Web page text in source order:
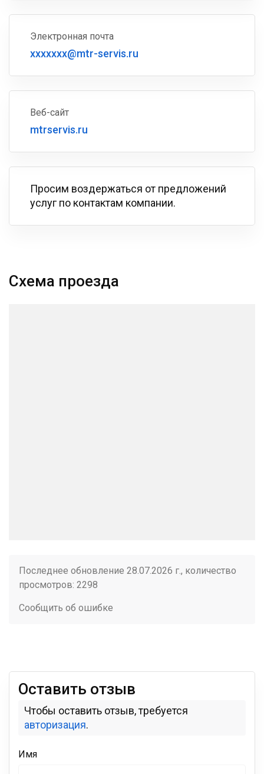
Электронная почта
xxxxxxx@mtr-servis.ru
Веб-сайт
mtrservis.ru
Просим воздержаться от предложений
услуг по контактам компании.
Схема проезда
Последнее обновление 28.07.2026 г., количество
просмотров: 2298
Сообщить об ошибке
Оставить отзыв
Чтобы оставить отзыв, требуется
авторизация.
Имя